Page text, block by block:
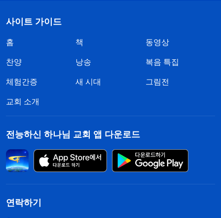
사이트 가이드
홈 책 동영상
찬양 낭송 복음 특집
체험간증 새 시대 그림전
교회 소개
전능하신 하나님 교회 앱 다운로드
연락하기